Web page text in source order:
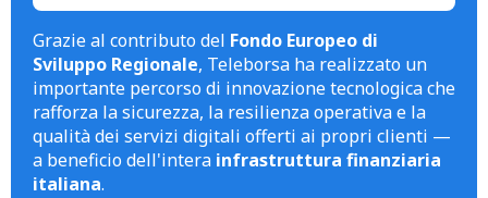
Grazie al contributo del Fondo Europeo di
Sviluppo Regionale, Teleborsa ha realizzato un
importante percorso di innovazione tecnologica che
rafforza la sicurezza, la resilienza operativa e la
qualità dei servizi digitali offerti ai propri clienti —
a beneficio dell'intera infrastruttura finanziaria
italiana.